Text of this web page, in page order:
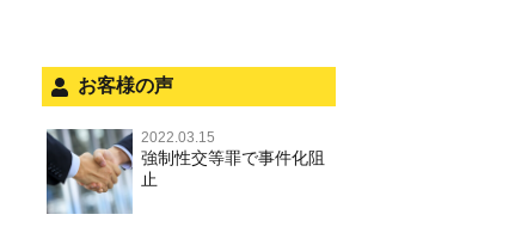
自首・出頭の不安や悩みを解消す
るためには
ネット犯罪
児童虐待・保護責任者遺棄
文書偽造・偽造文書行使
法人と刑事事件（脱税関係，従業
員逮捕，予防法務等）
面会・差し入れ
お客様の声
2022.03.15
強制性交等罪で事件化阻
止